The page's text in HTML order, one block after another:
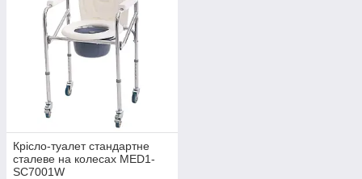
Крісло-туалет стандартне
сталеве на колесах MED1-
SC7001W